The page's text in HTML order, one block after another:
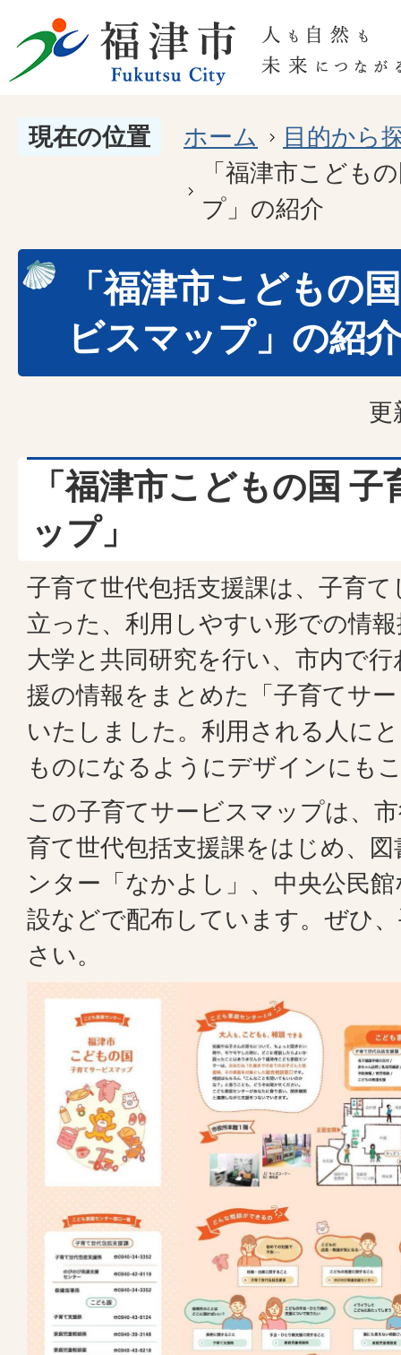
現在の位置 ホーム
目的から
「福津市こども
プ」の紹介
「福津市こどもの
ビスマップ」の紹
更
「福津市こどもの国
ップ」
子育て世代包括支援課は、子育
立った、利用しやすい形での情
大学と共同研究を行い、市内で
援の情報をまとめた「子育てサ
いたしました。利用される人に
ものになるようにデザインにも
この子育てサービスマップは、
育て世代包括支援課をはじめ、
ンター「なかよし」、中央公民
設などで配布しています。ぜひ
さい。